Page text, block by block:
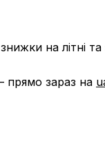
на літні
прямо зараз на